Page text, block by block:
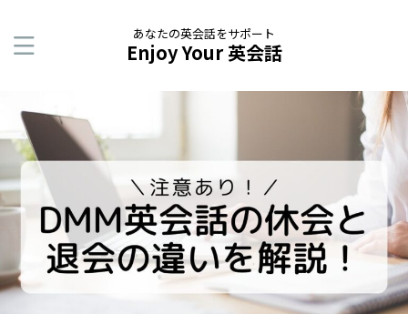
あなたの英会話をサポート
Enjoy Your 英会話